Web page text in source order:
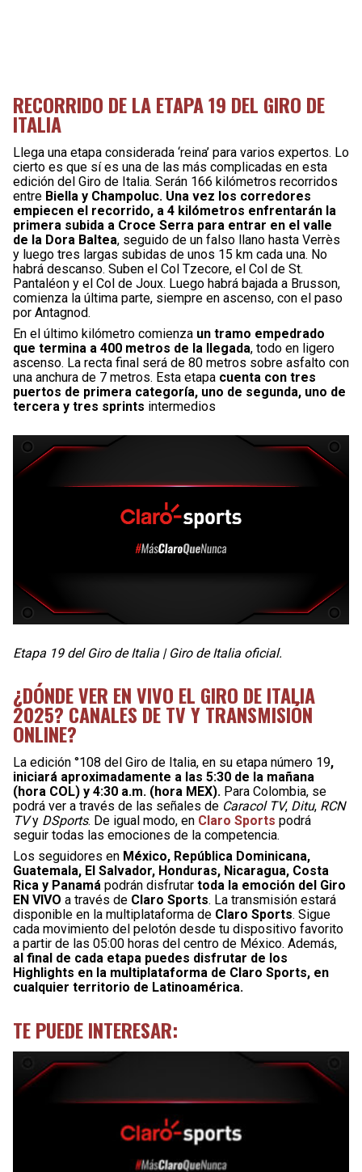
RECORRIDO DE LA ETAPA 19 DEL GIRO DE
ITALIA
Llega una etapa considerada ‘reina’ para varios expertos. Lo
cierto es que sí es una de las más complicadas en esta
edición del Giro de Italia. Serán 166 kilómetros recorridos
entre Biella y Champoluc. Una vez los corredores
empiecen el recorrido, a 4 kilómetros enfrentarán la
primera subida a Croce Serra para entrar en el valle
de la Dora Baltea, seguido de un falso llano hasta Verrès
y luego tres largas subidas de unos 15 km cada una. No
habrá descanso. Suben el Col Tzecore, el Col de St.
Pantaléon y el Col de Joux. Luego habrá bajada a Brusson,
comienza la última parte, siempre en ascenso, con el paso
por Antagnod.
En el último kilómetro comienza un tramo empedrado
que termina a 400 metros de la llegada, todo en ligero
ascenso. La recta final será de 80 metros sobre asfalto con
una anchura de 7 metros. Esta etapa cuenta con tres
puertos de primera categoría, uno de segunda, uno de
tercera y tres sprints intermedios
Etapa 19 del Giro de Italia | Giro de Italia oficial.
¿DÓNDE VER EN VIVO EL GIRO DE ITALIA
2025? CANALES DE TV Y TRANSMISIÓN
ONLINE?
La edición °108 del Giro de Italia, en su etapa número 19,
iniciará aproximadamente a las 5:30 de la mañana
(hora COL) y 4:30 a.m. (hora MEX). Para Colombia, se
podrá ver a través de las señales de Caracol TV, Ditu, RCN
TVy DSports. De igual modo, en Claro Sports podrá
seguir todas las emociones de la competencia.
Los seguidores en México, República Dominicana,
Guatemala, El Salvador, Honduras, Nicaragua, Costa
Rica y Panamá podrán disfrutar toda la emoción del Giro
EN VIVO a través de Claro Sports. La transmisión estará
disponible en la multiplataforma de Claro Sports. Sigue
cada movimiento del pelotón desde tu dispositivo favorito
a partir de las 05:00 horas del centro de México. Además,
al final de cada etapa puedes disfrutar de los
Highlights en la multiplataforma de Claro Sports, en
cualquier territorio de Latinoamérica.
TE PUEDE INTERESAR: